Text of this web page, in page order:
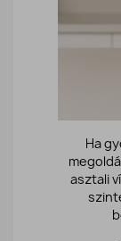
Ha
asztali